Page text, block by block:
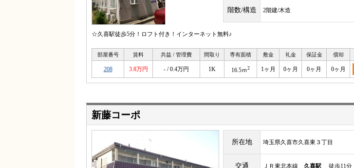
階数/構造 2階建/木造
☆久喜駅徒歩5分！ロフト付き！インターネット無料♪
部屋番号 賃料 共益 / 管理費 間取り 専有面積 敷金 礼金 保証金 償却
208 3.8万円 - / 0.4万円 1K 16.5ｍ2 1ヶ月 0ヶ月 0ヶ月 0ヶ月
新藤コーポ
所在地 埼玉県久喜市久喜東３丁目
交通 ＪＲ東北本線 久喜駅 徒歩11分